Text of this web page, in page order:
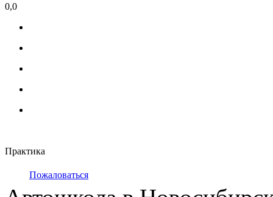
0,0
Практика
Пожаловаться